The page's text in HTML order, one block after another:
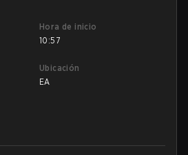
Hora de inicio
10:57
Ubicación
EA